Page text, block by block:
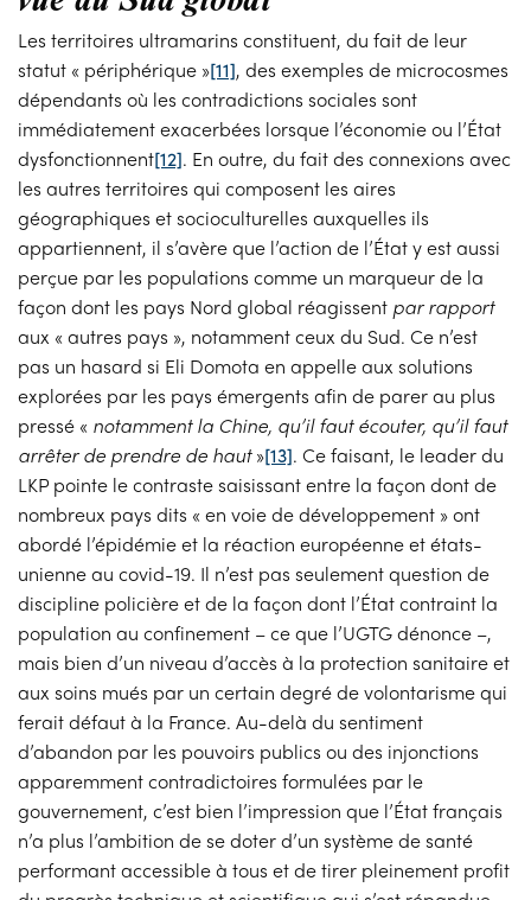
Les territoires ultramarins constituent, du fait de leur
statut « périphérique »[11], des exemples de microcosmes
dépendants où les contradictions sociales sont
immédiatement exacerbées lorsque l’économie ou l’État
dysfonctionnent[12]. En outre, du fait des connexions avec
les autres territoires qui composent les aires
géographiques et socioculturelles auxquelles ils
appartiennent, il s’avère que l’action de l’État y est aussi
perçue par les populations comme un marqueur de la
façon dont les pays Nord global réagissent par rapport
aux « autres pays », notamment ceux du Sud. Ce n’est
pas un hasard si Eli Domota en appelle aux solutions
explorées par les pays émergents afin de parer au plus
pressé « notamment la Chine, qu’il faut écouter, qu’il faut
arrêter de prendre de haut»[13]. Ce faisant, le leader du
LKP pointe le contraste saisissant entre la façon dont de
nombreux pays dits « en voie de développement » ont
abordé l’épidémie et la réaction européenne et états-
unienne au covid-19. Il n’est pas seulement question de
discipline policière et de la façon dont l’État contraint la
population au confinement – ce que l’UGTG dénonce –,
mais bien d’un niveau d’accès à la protection sanitaire et
aux soins mués par un certain degré de volontarisme qui
ferait défaut à la France. Au-delà du sentiment
d’abandon par les pouvoirs publics ou des injonctions
apparemment contradictoires formulées par le
gouvernement, c’est bien l’impression que l’État français
n’a plus l’ambition de se doter d’un système de santé
performant accessible à tous et de tirer pleinement profit